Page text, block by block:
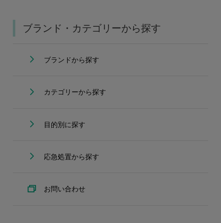
ブランド・カテゴリーから探す
ブランドから探す
カテゴリーから探す
目的別に探す
応急処置から探す
お問い合わせ